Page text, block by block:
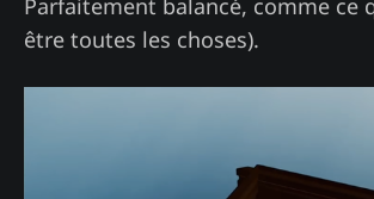
être toutes les choses).